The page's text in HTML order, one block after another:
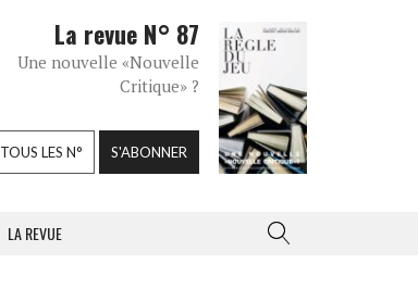
La revue N° 87
Une nouvelle «Nouvelle
Critique» ?
TOUS LES N° S'ABONNER
LA REVUE